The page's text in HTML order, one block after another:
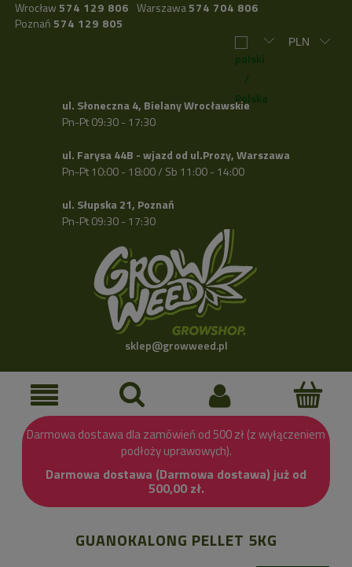
Wrocław 574 129 806 Warszawa574 704 806
Poznań 574 129 805
ul. Słoneczna 4, Bielany Wrocławskie
Pn-Pt 09:30 - 17:30
ul. Farysa 44B - wjazd od ul.Prozy, Warszawa
Pn-Pt 10:00 - 18:00 / Sb 11:00 - 14:00
ul. Słupska 21, Poznań
Pn-Pt 09:30 - 17:30
sklep@growweed.pl
Darmowa dostawa dla zamówień od 500 zł (z wyłączeniem
podłoży uprawowych).
Darmowa dostawa (Darmowa dostawa) już od
500,00 zł.
GUANOKALONG PELLET 5KG